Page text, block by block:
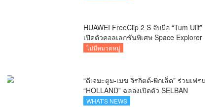
HUAWEI FreeClip 2 S จับมือ “Tum Ulit”
เปิดตัวคอลเลกชันพิเศษ Space Explorer
ถ่ายทอดศิลปะบนเคสหูฟัง
ไม่มีหมวดหมู่
“ดีเจมะตูม-เมฆ จิรกิตต์-พิกเล็ต” ร่วมเฟรม
“HOLLAND” ฉลองเปิดตัว SELBAN
แบรนด์แฟชั่นครีเอทีฟ เชื่อมคัลเจอร์ไทย-
WHAT'S NEWS